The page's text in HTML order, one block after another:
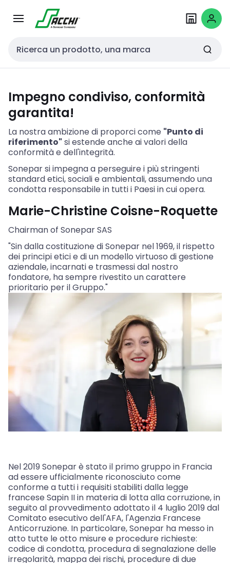
navigazionecontenuto
Cerca input
Impegno condiviso, conformità
garantita!
La nostra ambizione di proporci come "Punto di
riferimento" si estende anche ai valori della
conformità e dell'integrità.
Sonepar si impegna a perseguire i più stringenti
standard etici, sociali e ambientali, assumendo una
condotta responsabile in tutti i Paesi in cui opera.
Marie-Christine Coisne-Roquette
Chairman of Sonepar SAS
"Sin dalla costituzione di Sonepar nel 1969, il rispetto
dei principi etici e di un modello virtuoso di gestione
aziendale, incarnati e trasmessi dal nostro
fondatore, ha sempre rivestito un carattere
prioritario per il Gruppo."
Nel 2019 Sonepar è stato il primo gruppo in Francia
ad essere ufficialmente riconosciuto come
conforme a tutti i requisiti stabiliti dalla legge
francese Sapin II in materia di lotta alla corruzione, in
seguito al provvedimento adottato il 4 luglio 2019 dal
Comitato esecutivo dell'AFA, l'Agenzia Francese
Anticorruzione. In particolare, Sonepar ha messo in
atto tutte le otto misure e procedure richieste:
codice di condotta, procedura di segnalazione delle
irregolarità, mappa dei rischi, procedure di due